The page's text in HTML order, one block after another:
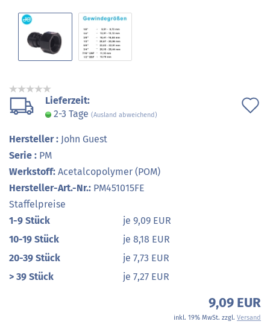
Lieferzeit:
2-3 Tage (Ausland abweichend)
Hersteller : John Guest
Serie : PM
Werkstoff: Acetalcopolymer (POM)
Hersteller-Art.-Nr.: PM451015FE
Staffelpreise
1-9 Stück
je 9,09 EUR
10-19 Stück
je 8,18 EUR
20-39 Stück
je 7,73 EUR
> 39 Stück
je 7,27 EUR
9,09 EUR
inkl. 19% MwSt. zzgl. Versand